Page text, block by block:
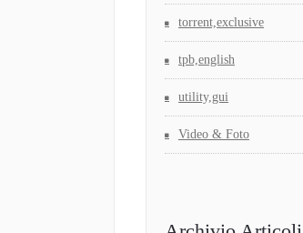
torrent,exclusive
tpb,english
utility,gui
Video & Foto